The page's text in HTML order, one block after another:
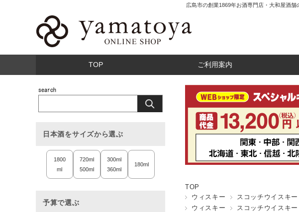
広島市の創業1869年お酒専門店・大和屋酒
TOP ご利用案内
TOP
ウィスキー
スコッチウイスキー
ウィスキー
スコッチウイスキー
日本酒をサイズから選ぶ
1800
ml
720ml
500ml
300ml
360ml
180ml
予算で選ぶ